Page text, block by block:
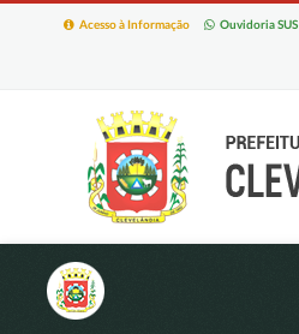
Ouvidoria SUS
Acesso à Informação